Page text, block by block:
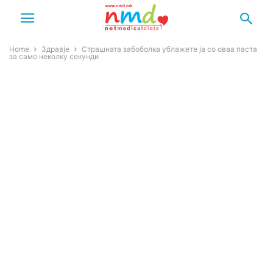
Home Здравје
Страшната забоболка ублажете ја со оваа паста
за само неколку секунди